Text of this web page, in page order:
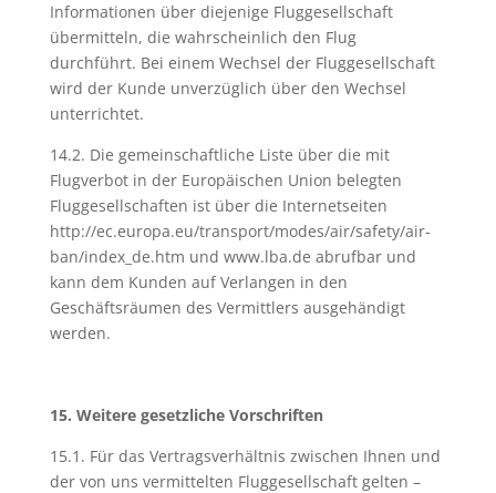
Informationen über diejenige Fluggesellschaft
übermitteln, die wahrscheinlich den Flug
durchführt. Bei einem Wechsel der Fluggesellschaft
wird der Kunde unverzüglich über den Wechsel
unterrichtet.
14.2. Die gemeinschaftliche Liste über die mit
Flugverbot in der Europäischen Union belegten
Fluggesellschaften ist über die Internetseiten
http://ec.europa.eu/transport/modes/air/safety/air-
ban/index_de.htm und www.lba.de abrufbar und
kann dem Kunden auf Verlangen in den
Geschäftsräumen des Vermittlers ausgehändigt
werden.
15. Weitere gesetzliche Vorschriften
15.1. Für das Vertragsverhältnis zwischen Ihnen und
der von uns vermittelten Fluggesellschaft gelten –